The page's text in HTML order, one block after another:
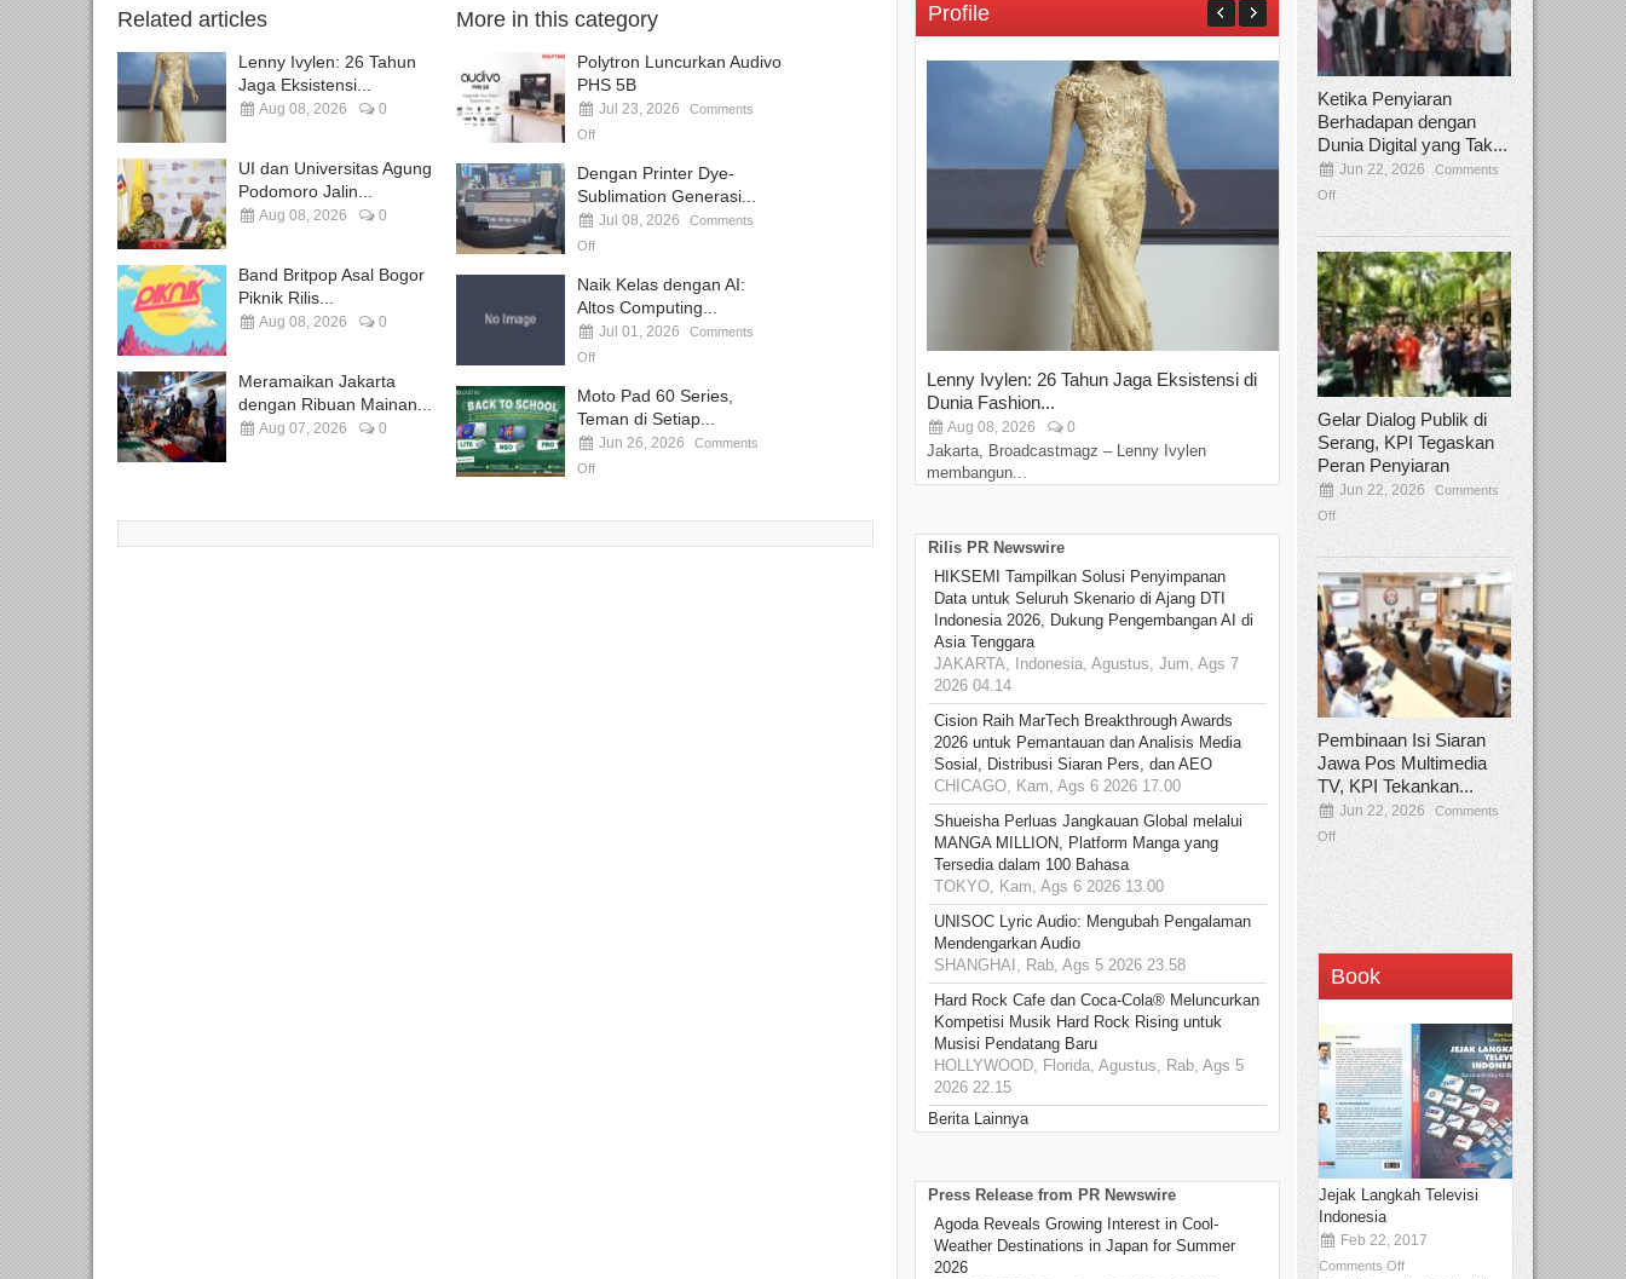
Related articles
Lenny Ivylen: 26 Tahun
Jaga Eksistensi...
Aug 08, 2026 0
UI dan Universitas Agung
Podomoro Jalin...
Aug 08, 2026 0
Band Britpop Asal Bogor
Piknik Rilis...
Aug 08, 2026 0
Meramaikan Jakarta
dengan Ribuan Mainan...
Aug 07, 2026 0
More in this category
Polytron Luncurkan Audivo
PHS 5B
Jul 23, 2026
Comments
Off
Dengan Printer Dye-
Sublimation Generasi...
Jul 08, 2026
Comments
Off
Naik Kelas dengan AI:
Altos Computing...
Jul 01, 2026
Comments
Off
Moto Pad 60 Series,
Teman di Setiap...
Jun 26, 2026
Comments
Off
Profile
Lenny Ivylen: 26 Tahun Jaga Eksistensi di
Dunia Fashion...
Aug 08, 2026 0
Jakarta, Broadcastmagz – Lenny Ivylen
membangun...
Yan Senjaya, Kreativitas Lima
Sinema Indonesia
Dec 22, 2025 Comments Off
Jakarta, Broadcastmagz – Yan Senjaya
Rilis PR Newswire
HIKSEMI Tampilkan Solusi Penyimpanan
Data untuk Seluruh Skenario di Ajang DTI
Indonesia 2026, Dukung Pengembangan AI di
Asia Tenggara
JAKARTA, Indonesia, Agustus, Jum, Ags 7
2026 04.14
Cision Raih MarTech Breakthrough Awards
2026 untuk Pemantauan dan Analisis Media
Sosial, Distribusi Siaran Pers, dan AEO
CHICAGO, Kam, Ags 6 2026 17.00
Shueisha Perluas Jangkauan Global melalui
MANGA MILLION, Platform Manga yang
Tersedia dalam 100 Bahasa
TOKYO, Kam, Ags 6 2026 13.00
UNISOC Lyric Audio: Mengubah Pengalaman
Mendengarkan Audio
SHANGHAI, Rab, Ags 5 2026 23.58
Hard Rock Cafe dan Coca-Cola® Meluncurkan
Kompetisi Musik Hard Rock Rising untuk
Musisi Pendatang Baru
HOLLYWOOD, Florida, Agustus, Rab, Ags 5
2026 22.15
Berita Lainnya
Press Release from PR Newswire
Agoda Reveals Growing Interest in Cool-
Weather Destinations in Japan for Summer
2026
Ketika Penyiaran
Berhadapan dengan
Dunia Digital yang Tak...
Jun 22, 2026
Comments
Off
Gelar Dialog Publik di
Serang, KPI Tegaskan
Peran Penyiaran
Jun 22, 2026
Comments
Off
Pembinaan Isi Siaran
Jawa Pos Multimedia
TV, KPI Tekankan...
Jun 22, 2026
Comments
Off
Book
Jejak Langkah Televisi
Indonesia
Feb 22, 2017
Comments Off